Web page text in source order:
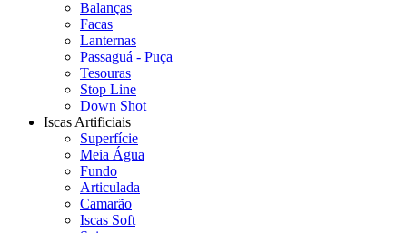
Balanças
Facas
Lanternas
Passaguá - Puça
Tesouras
Stop Line
Down Shot
Iscas Artificiais
Superfície
Meia Água
Fundo
Articulada
Camarão
Iscas Soft